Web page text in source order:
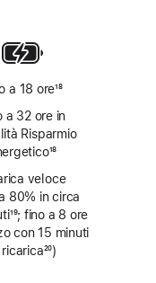
a 18 ore18
a 32 ore in
Risparmio
18
veloce
80% in circa
19; fino a 8 ore
con 15 minuti
20)